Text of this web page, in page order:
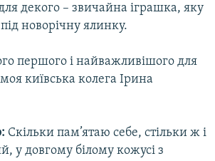
декого – звичайна іграшка, яку
новорічну ялинку.
першого і найважливішого для
київська колега Ірина
Скільки пам’ятаю себе, стільки ж і
у довгому білому кожусі з